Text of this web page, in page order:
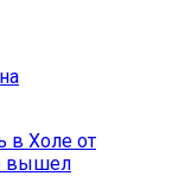
в Холе от
вышел